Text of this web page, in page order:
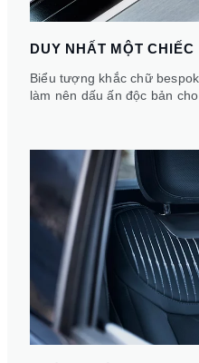
DUY NHẤT MỘT CHIẾC
Biểu tượng khắc chữ
làm nên dấu ấn độc bản